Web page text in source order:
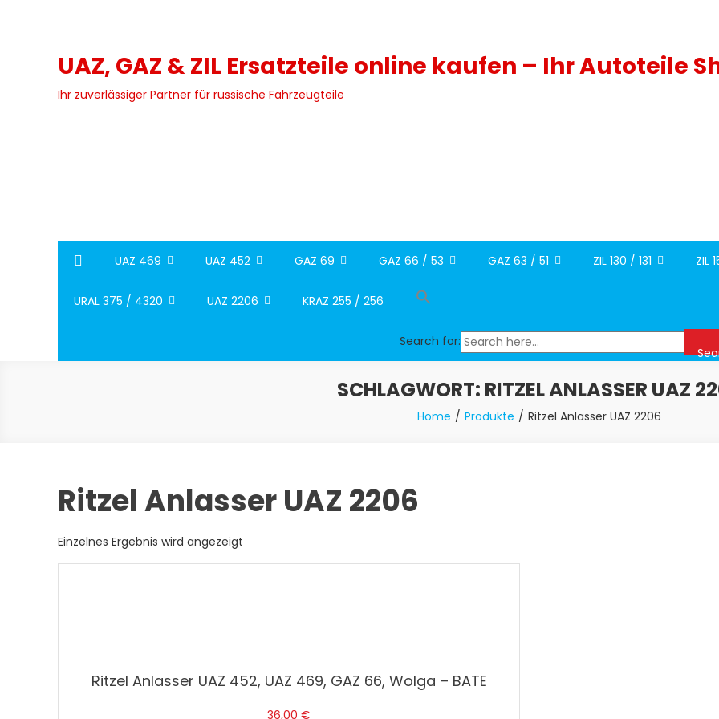
UAZ, GAZ & ZIL Ersatzteile online kaufen – Ihr Autoteile
Ihr zuverlässiger Partner für russische Fahrzeugteile
UAZ 469 UAZ 452 GAZ 69 GAZ 66 / 53 GAZ 63 / 51 ZIL 130 / 131 ZIL
URAL 375 / 4320 UAZ 2206 KRAZ 255 / 256
Search for:
SCHLAGWORT: RITZEL ANLASSER UAZ
Home Produkte Ritzel Anlasser UAZ 2206
Ritzel Anlasser UAZ 2206
Einzelnes Ergebnis wird angezeigt
Ritzel Anlasser UAZ 452, UAZ 469, GAZ 66, Wolga – BATE
36,00 €